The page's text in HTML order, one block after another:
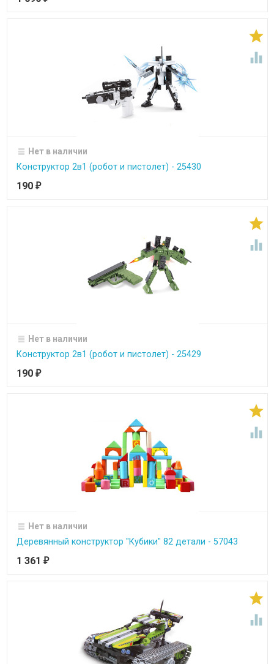


Нет в наличии
Конструктор 2в1 (робот и пистолет) - 25430
190 ₽


Нет в наличии
Конструктор 2в1 (робот и пистолет) - 25429
190 ₽


Нет в наличии
Деревянный конструктор "Кубики" 82 детали - 57043
1 361 ₽

